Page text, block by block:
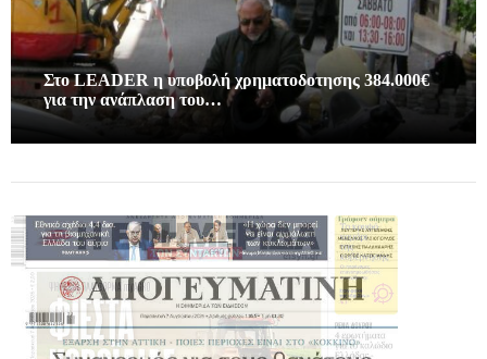
Στο LEADER η υποβολή χρηματοδοτησης 384.000€
για την ανάπλαση του…